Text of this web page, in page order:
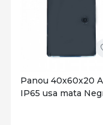
Panou 40x60x20
IP65 usa mata